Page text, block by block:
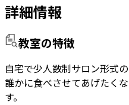
詳細情報
教室の特徴
自宅で少人数制サロン形式
誰かに食べさせてあげたく
す。